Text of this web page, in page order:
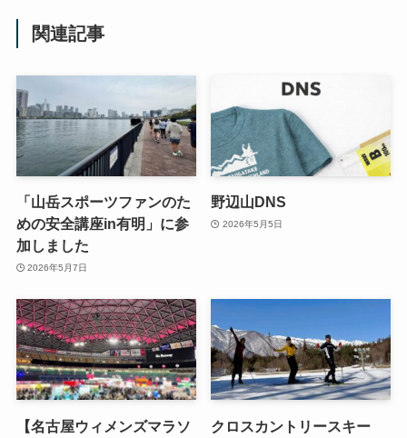
関連記事
「山岳スポーツファンのた
めの安全講座in有明」に参
加しました
2026年5月7日
野辺山DNS
2026年5月5日
【名古屋ウィメンズマラソ
クロスカントリースキー